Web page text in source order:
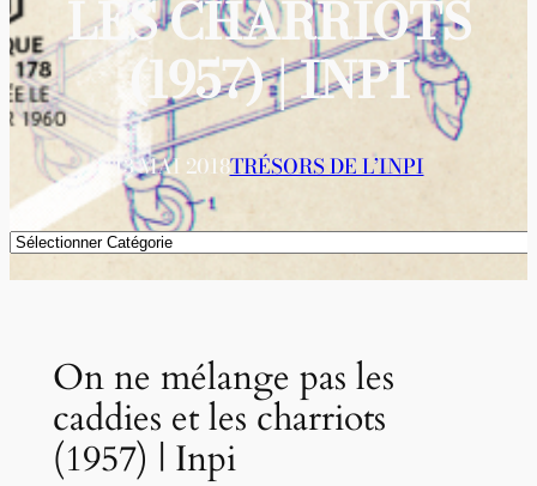
LES CHARRIOTS
(1957) | INPI
13 MAI 2018TRÉSORS DE L’INPI
Catégories
On ne mélange pas les
caddies et les charriots
(1957) | Inpi